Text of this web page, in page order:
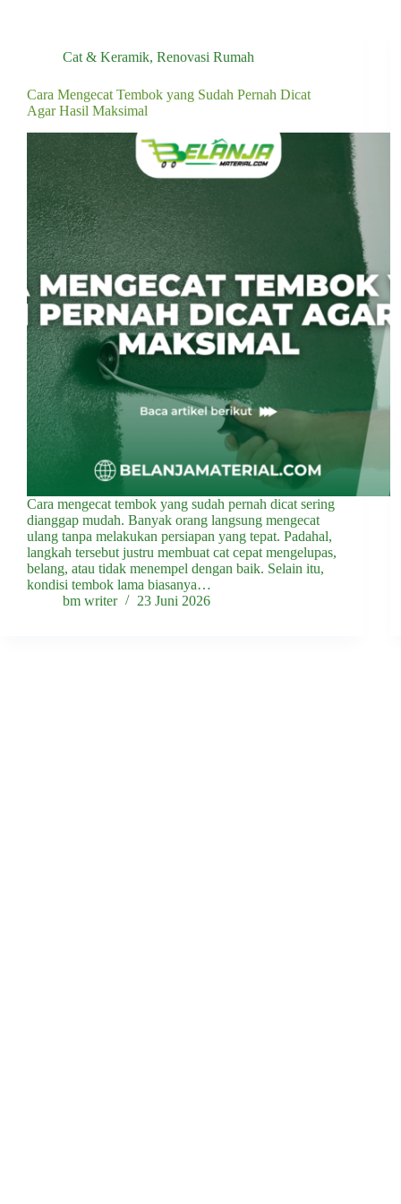
Cat & Keramik, Renovasi Rumah
Cara Mengecat Tembok yang Sudah Pernah Dicat
Agar Hasil Maksimal
Cara mengecat tembok yang sudah pernah dicat sering
dianggap mudah. Banyak orang langsung mengecat
ulang tanpa melakukan persiapan yang tepat. Padahal,
langkah tersebut justru membuat cat cepat mengelupas,
belang, atau tidak menempel dengan baik. Selain itu,
kondisi tembok lama biasanya…
bm writer
23 Juni 2026